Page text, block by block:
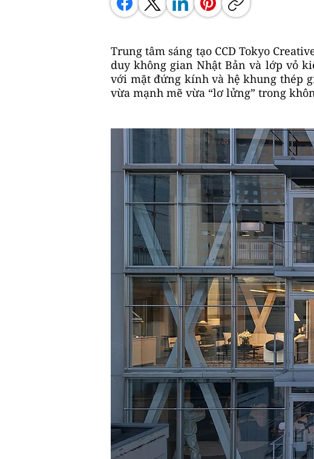
Trung tâm sáng tạo CCD Tokyo
duy không gian Nhật Bản và lớp vỏ
với mặt đứng kính và hệ khung thép
vừa mạnh mẽ vừa “lơ lửng” trong